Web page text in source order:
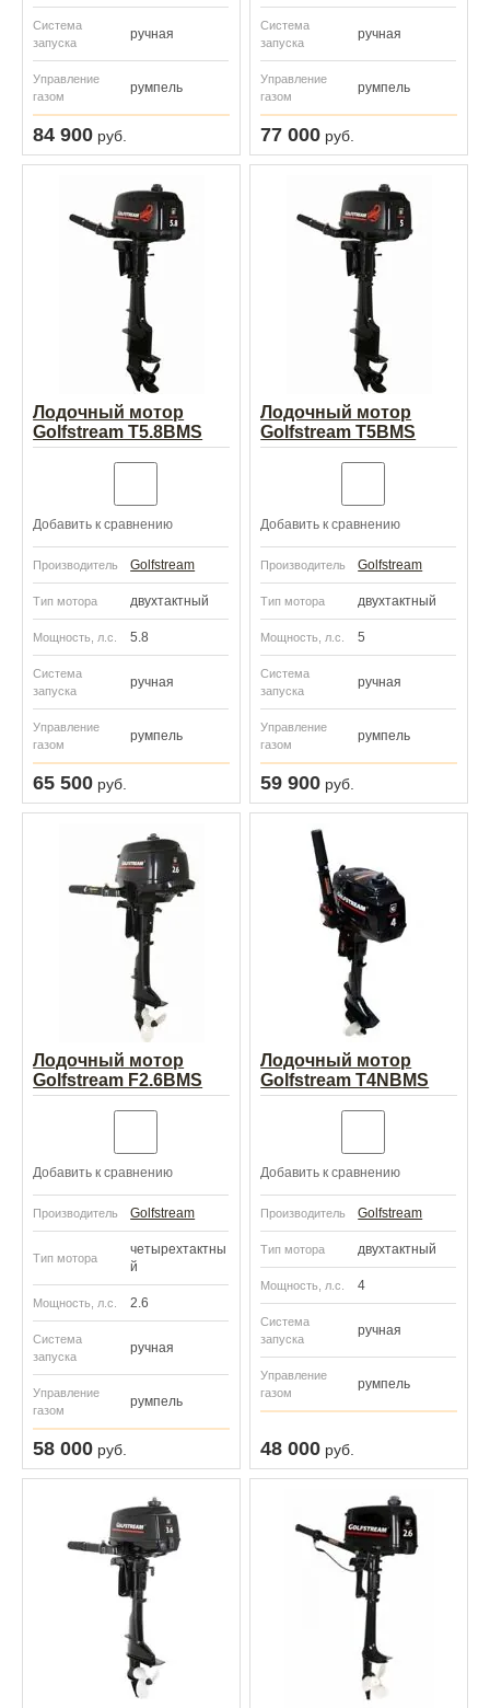
Система
запуска
ручная
Управление
газом
румпель
84 900 руб.
Система
запуска
ручная
Управление
газом
румпель
77 000 руб.
Лодочный мотор
Golfstream T5.8BMS
Добавить к сравнению
Производитель Golfstream
Тип мотора двухтактный
Мощность, л.с. 5.8
Система
запуска
ручная
Управление
газом
румпель
65 500 руб.
Лодочный мотор
Golfstream T5BMS
Добавить к сравнению
Производитель Golfstream
Тип мотора двухтактный
Мощность, л.с. 5
Система
запуска
ручная
Управление
газом
румпель
59 900 руб.
Лодочный мотор
Golfstream F2.6BMS
Добавить к сравнению
Производитель Golfstream
Тип мотора
четырехтактны
й
Мощность, л.с. 2.6
Система
запуска
ручная
Управление
газом
румпель
58 000 руб.
Лодочный мотор
Golfstream T4NBMS
Добавить к сравнению
Производитель Golfstream
Тип мотора двухтактный
Мощность, л.с. 4
Система
запуска
ручная
Управление
газом
румпель
48 000 руб.